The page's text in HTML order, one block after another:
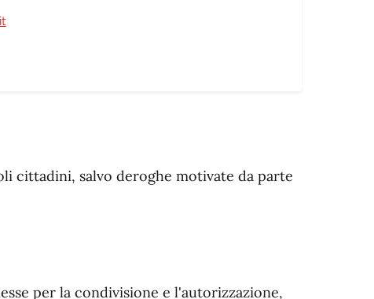
cittadini, salvo deroghe motivate da parte
per la condivisione e l'autorizzazione,